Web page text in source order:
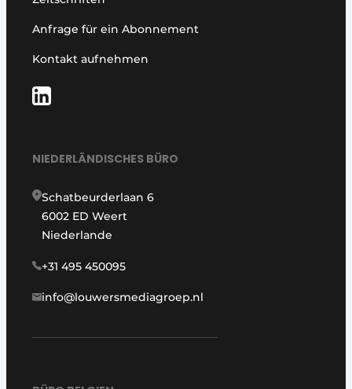
Anfrage für ein Abonnement
Kontakt aufnehmen
NIEDERLÄNDISCHES BÜRO
Schatbeurderlaan 6
6002 ED Weert
Niederlande
+31 495 450095
info@louwersmediagroep.nl